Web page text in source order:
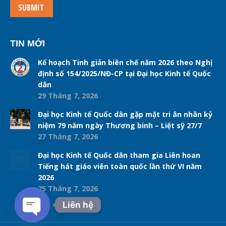
SUBMIT
TIN MỚI
Kế hoạch Tinh giản biên chế năm 2026 theo Nghị
định số 154/2025/NĐ-CP tại Đại học Kinh tế Quốc
dân
29 Tháng 7, 2026
Đại học Kinh tế Quốc dân gặp mặt tri ân nhân kỷ
niệm 79 năm ngày Thương binh – Liệt sỹ 27/7
27 Tháng 7, 2026
Đại học Kinh tế Quốc dân tham gia Liên hoan
Tiếng hát giáo viên toàn quốc lần thứ VI năm
2026
25 Tháng 7, 2026
Liên hệ